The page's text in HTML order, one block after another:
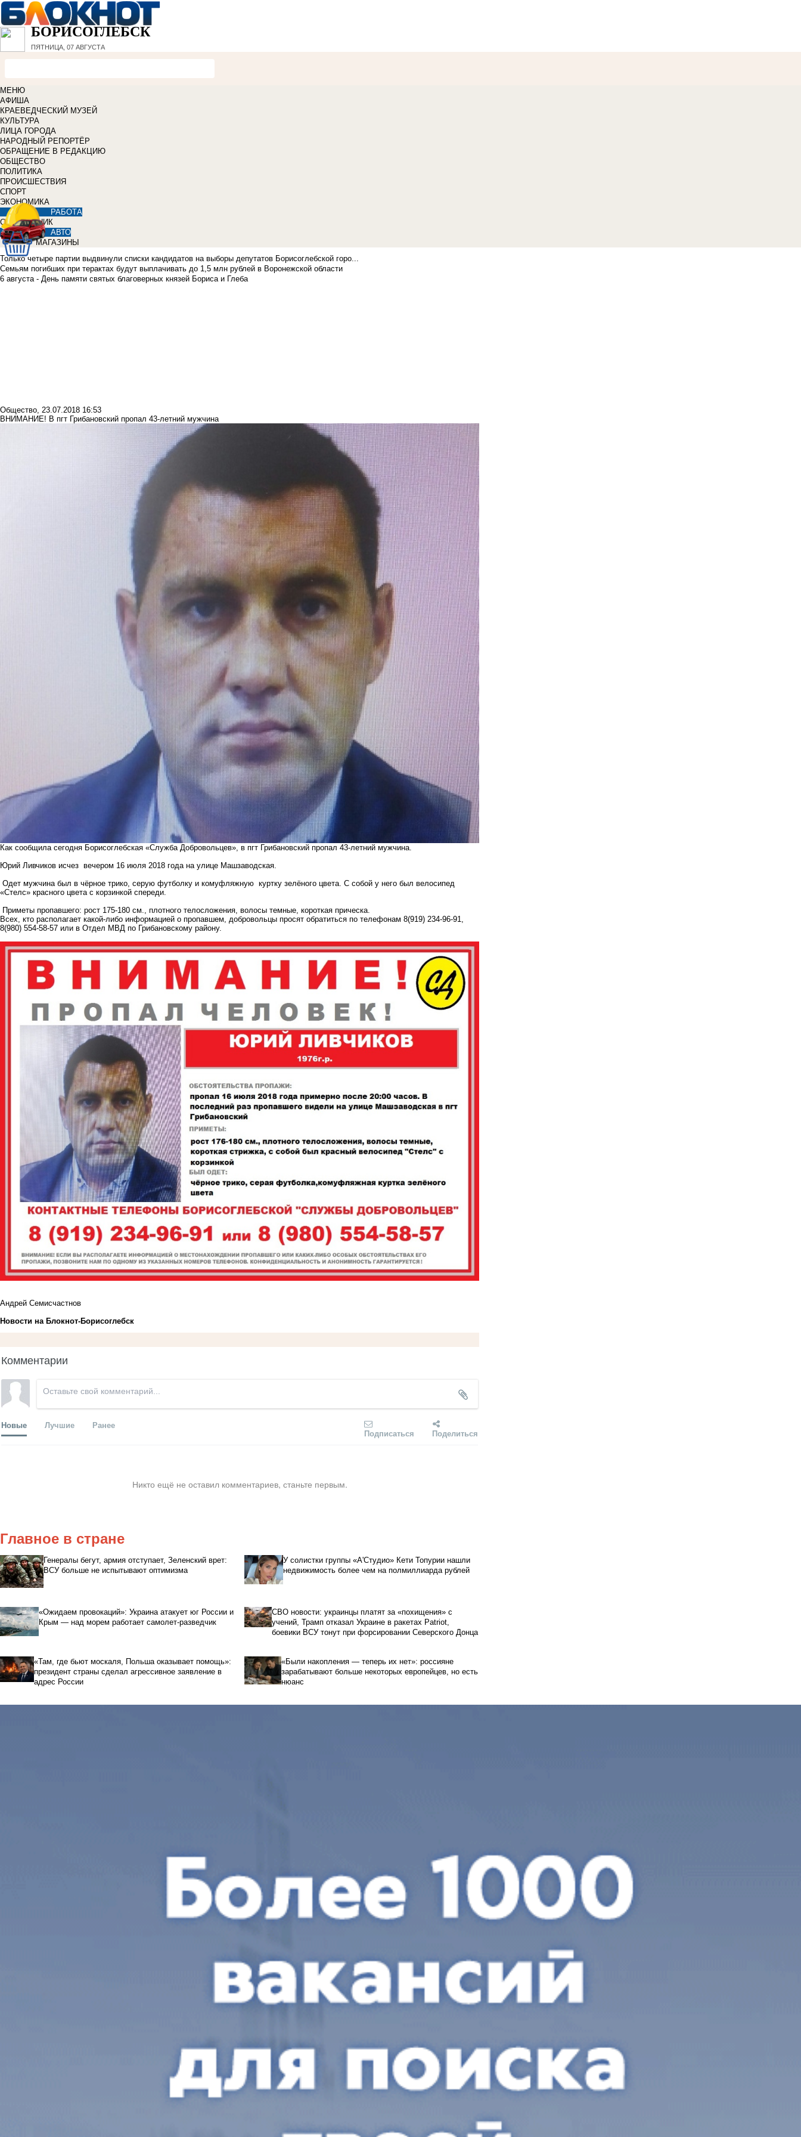
БОРИСОГЛЕБСК
ПЯТНИЦА, 07 АВГУСТА
МЕНЮ
АФИША
КРАЕВЕДЧЕСКИЙ МУЗЕЙ
КУЛЬТУРА
ЛИЦА ГОРОДА
НАРОДНЫЙ РЕПОРТЁР
ОБРАЩЕНИЕ В РЕДАКЦИЮ
ОБЩЕСТВО
ПОЛИТИКА
ПРОИСШЕСТВИЯ
СПОРТ
ЭКОНОМИКА
РАБОТА
СПРАВОЧНИК
АВТО
МАГАЗИНЫ
Только четыре партии выдвинули списки кандидатов на выборы депутатов Борисоглебской горо...
Семьям погибших при терактах будут выплачивать до 1,5 млн рублей в Воронежской области
6 августа - День памяти святых благоверных князей Бориса и Глеба
Общество, 23.07.2018 16:53
ВНИМАНИЕ! В пгт Грибановский пропал 43-летний мужчина
Как сообщила сегодня Борисоглебская «Служба Добровольцев», в пгт Грибановский пропал 43-летний мужчина.
Юрий Ливчиков исчез вечером 16 июля 2018 года на улице Машзаводская.
Одет мужчина был в чёрное трико, серую футболку и комуфляжную куртку зелёного цвета. С собой у него был велосипед
«Стелс» красного цвета с корзинкой спереди.
Приметы пропавшего: рост 175-180 см., плотного телосложения, волосы темные, короткая прическа.
Всех, кто располагает какой-либо информацией о пропавшем, добровольцы просят обратиться по телефонам 8(919) 234-96-91,
8(980) 554-58-57 или в Отдел МВД по Грибановскому району.
Андрей Семисчастнов
Новости на Блoкнoт-Борисоглебск
Комментарии
Новые Лучшие Ранее
Подписаться Поделиться
Никто ещё не оставил комментариев, станьте первым.
Главное в стране
Генералы бегут, армия отступает, Зеленский врет:
ВСУ больше не испытывают оптимизма
У солистки группы «А'Студио» Кети Топурии нашли
недвижимость более чем на полмиллиарда рублей
«Ожидаем провокаций»: Украина атакует юг России и
Крым — над морем работает самолет-разведчик
СВО новости: украинцы платят за «похищения» с
учений, Трамп отказал Украине в ракетах Patriot,
боевики ВСУ тонут при форсировании Северского Донца
«Там, где бьют москаля, Польша оказывает помощь»:
президент страны сделал агрессивное заявление в
адрес России
«Были накопления — теперь их нет»: россияне
зарабатывают больше некоторых европейцев, но есть
нюанс